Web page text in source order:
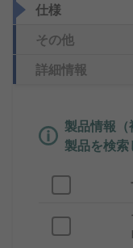
仕様
その他
詳細情報
製品情報
製品を検索